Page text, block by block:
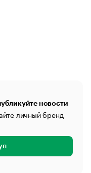
новости
личный бренд